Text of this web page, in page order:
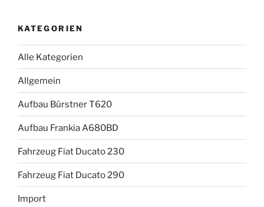
KATEGORIEN
Alle Kategorien
Allgemein
Aufbau Bürstner T620
Aufbau Frankia A680BD
Fahrzeug Fiat Ducato 230
Fahrzeug Fiat Ducato 290
Import